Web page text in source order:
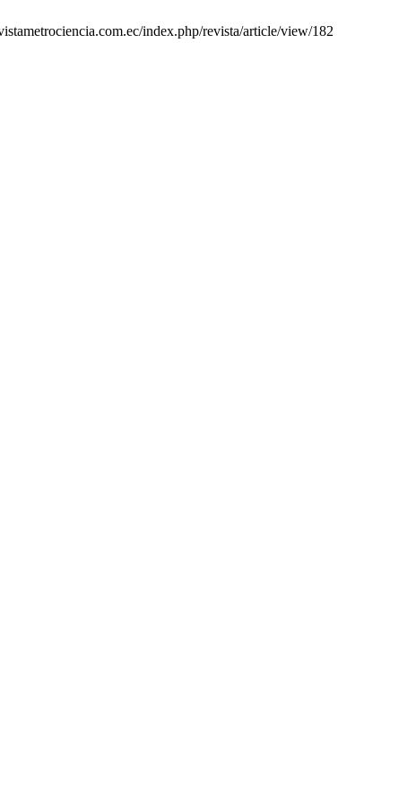
index.php/revista/article/view/182